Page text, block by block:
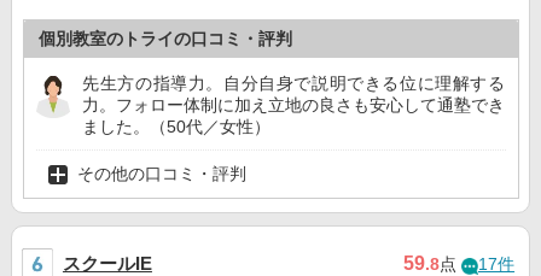
個別教室のトライの口コミ・評判
先生方の指導力。自分自身で説明できる位に理解する
力。フォロー体制に加え立地の良さも安心して通塾でき
ました。（50代／女性）
その他の口コミ・評判
スクールIE 59.8点 17件